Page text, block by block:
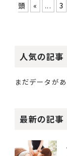
頭
« ... 3
人気の記事
まだデータがあ
最新の記事